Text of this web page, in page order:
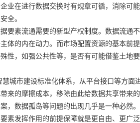
业在进行数据交换时有规章可循，消除可
私安全。
要素流通需要的新型产权制度。数据流通
体的内在动力。而市场配置资源的基本前
性，如强公共性等，是否有可能借鉴土地
市建设标准化体系，从平台接口等方面
来的摩擦成本，移除由此给数据共享带来
案，数据孤岛等问题的出现几乎是一种
素发挥作用的前提保障就是更自由、更广